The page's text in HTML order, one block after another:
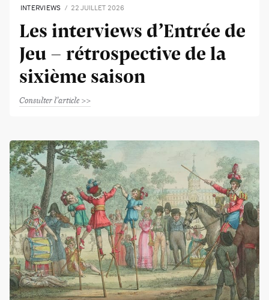
INTERVIEWS 22 JUILLET 2026
Les interviews d’Entrée de
Jeu - rétrospective de la
sixième saison
Consulter l'article